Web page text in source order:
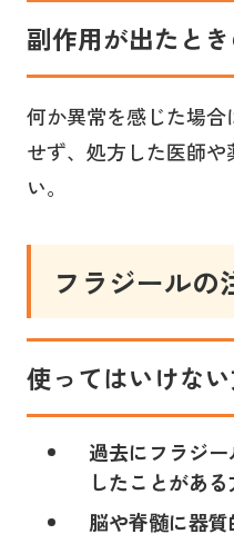
副作用が出たと
何か異常を感じた場
せず、処方した医師
い。
フラジールの
使ってはいけな
過去にフラジ
したことがある
脳や脊髄に器